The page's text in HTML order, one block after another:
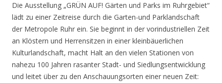
Die Ausstellung „GRÜN AUF! Gärten und Parks im Ruhrgebiet“
lädt zu einer Zeitreise durch die Garten-und Parklandschaft
der Metropole Ruhr ein. Sie beginnt in der vorindustriellen Zeit
an Klöstern und Herrensitzen in einer kleinbäuerlichen
Kulturlandschaft, macht Halt an den vielen Stationen von
nahezu 100 Jahren rasanter Stadt- und Siedlungsentwicklung
und leitet über zu den Anschauungsorten einer neuen Zeit: